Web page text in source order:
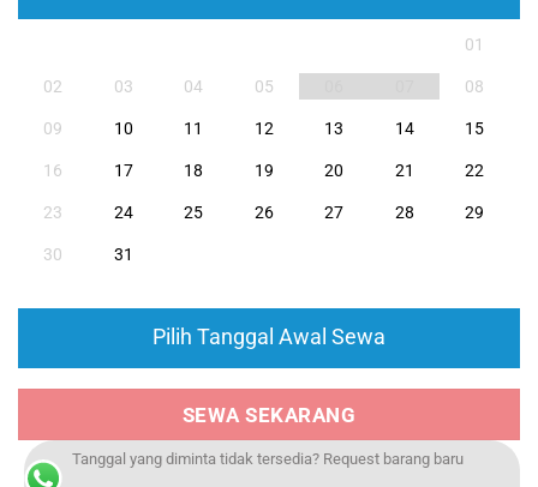
01
02 03 04 05 08
09 10 11 12 13 14 15
16 17 18 19 20 21 22
23 24 25 26 27 28 29
30 31
Pilih Tanggal Awal Sewa
SEWA SEKARANG
Tanggal yang diminta tidak tersedia? Request barang baru